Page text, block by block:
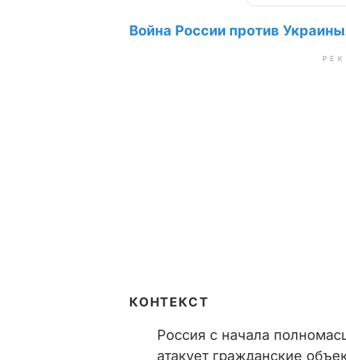
Война России против
КОНТЕКСТ
Россия с начала
атакует гражданские